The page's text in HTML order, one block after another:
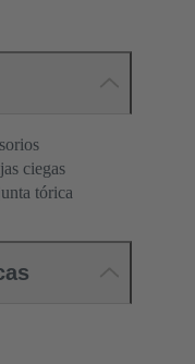
ciegas
tórica